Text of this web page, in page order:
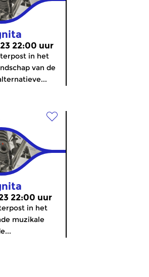
22:00 uur
in het
van de
22:00 uur
in het
muzikale